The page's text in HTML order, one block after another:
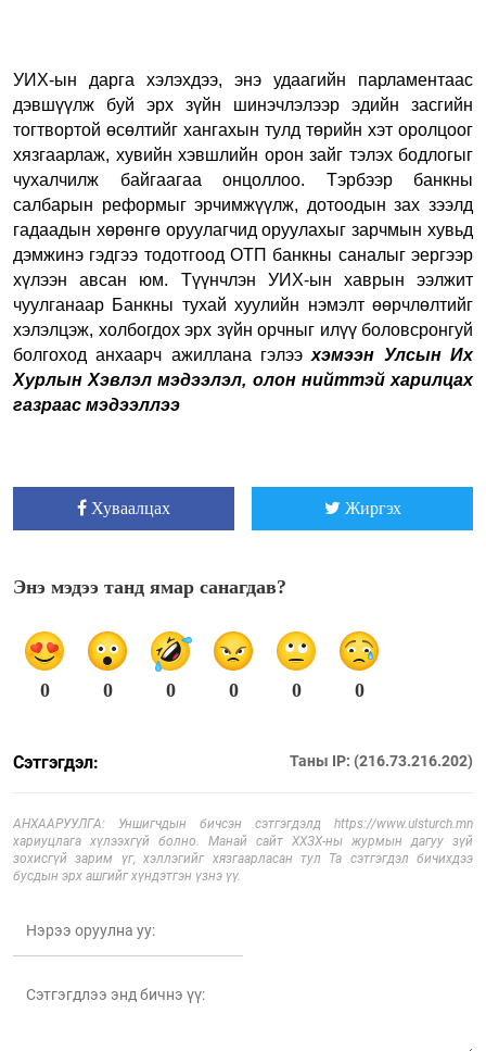
УИХ-ын дарга хэлэхдээ, энэ удаагийн парламентаас
дэвшүүлж буй эрх зүйн шинэчлэлээр эдийн засгийн
тогтвортой өсөлтийг хангахын тулд төрийн хэт оролцоог
хязгаарлаж, хувийн хэвшлийн орон зайг тэлэх бодлогыг
чухалчилж байгаагаа онцоллоо. Тэрбээр банкны
салбарын реформыг эрчимжүүлж, дотоодын зах зээлд
гадаадын хөрөнгө оруулагчид оруулахыг зарчмын хувьд
дэмжинэ гэдгээ тодотгоод ОТП банкны саналыг эергээр
хүлээн авсан юм. Түүнчлэн УИХ-ын хаврын ээлжит
чуулганаар Банкны тухай хуулийн нэмэлт өөрчлөлтийг
хэлэлцэж, холбогдох эрх зүйн орчныг илүү боловсронгуй
болгоход анхаарч ажиллана гэлээ хэмээн Улсын Их
Хурлын Хэвлэл мэдээлэл, олон нийттэй харилцах
газраас мэдээллээ
Хуваалцах Жиргэх
Энэ мэдээ танд ямар санагдав?
0 0 0 0 0 0
Сэтгэгдэл: Таны IP: (216.73.216.202)
АНХААРУУЛГА: Уншигчдын бичсэн сэтгэгдэлд https://www.ulsturch.mn
хариуцлага хүлээхгүй болно. Манай сайт ХХЗХ-ны журмын дагуу зүй
зохисгүй зарим үг, хэллэгийг хязгаарласан тул Та сэтгэгдэл бичихдээ
бусдын эрх ашгийг хүндэтгэн үзнэ үү.